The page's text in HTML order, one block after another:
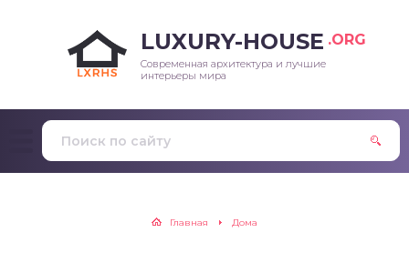
LUXURY-HOUSE .ORG
Современная архитектура и лучшие
интерьеры мира
Главная Дома